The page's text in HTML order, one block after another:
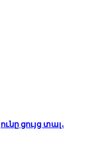
ցույց տալ․